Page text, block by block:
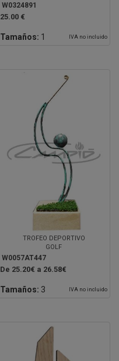
W0324891
25.00 €
Tamaños: 1 IVA no incluido
TROFEO DEPORTIVO
GOLF
W0057AT447
De 25.20€ a 26.58€
Tamaños: 3 IVA no incluido